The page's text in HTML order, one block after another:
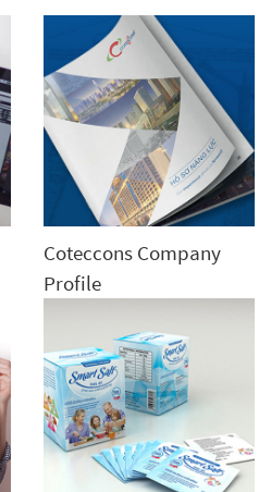
Coteccons Company
Profile